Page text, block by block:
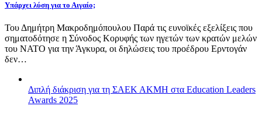
Υπάρχει λύση για το Αιγαίο;
Του Δημήτρη Μακροδημόπουλου Παρά τις ευνοϊκές εξελίξεις που
σηματοδότησε η Σύνοδος Κορυφής των ηγετών των κρατών μελών
του ΝΑΤΟ για την Άγκυρα, οι δηλώσεις του προέδρου Ερντογάν
δεν…
Διπλή διάκριση για τη ΣΑΕΚ ΑΚΜΗ στα Education Leaders
Awards 2025